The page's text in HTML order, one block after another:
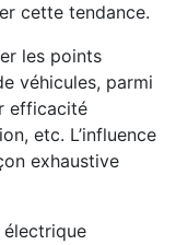
cette tendance.
les points
véhicules, parmi
efficacité
etc. L’influence
exhaustive
électrique